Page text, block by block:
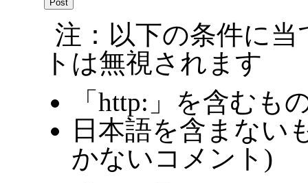
注：以下の条件に
トは無視されます
「http:」を含むも
日本語を含まない
かないコメント)